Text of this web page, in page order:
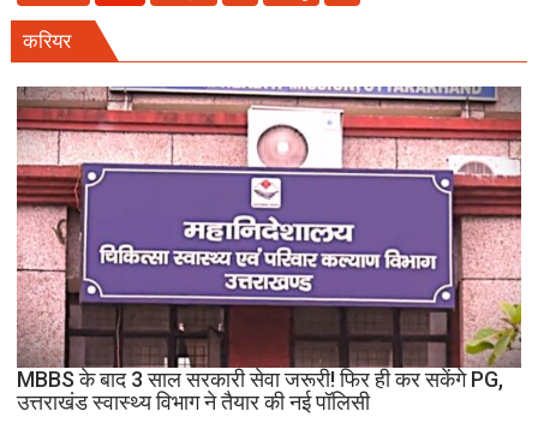
की
पटाखा
फैक्ट्री
में
बिखर
जिंदगियां,
दो
की
दर्दनाक
मौत,
दो
अब
करियर
MBBS के बाद 3 साल सरकारी सेवा जरूरी! फिर ही कर सकेंगे PG,
उत्तराखंड स्वास्थ्य विभाग ने तैयार की नई पॉलिसी